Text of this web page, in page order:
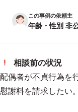
この事例の依頼主
年齢・性別 非
相談前の状況
配偶者が不貞行為を
慰謝料を請求したい。